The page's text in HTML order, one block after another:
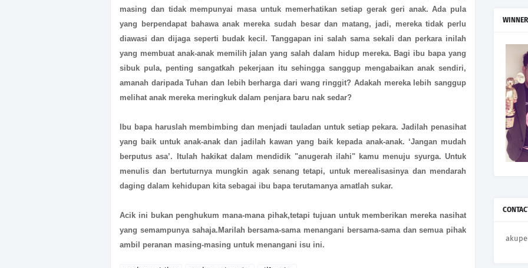
masing dan tidak mempunyai masa untuk memerhatikan setiap gerak geri anak. Ada pula
yang berpendapat bahawa anak mereka sudah besar dan matang, jadi, mereka tidak perlu
diawasi dan dijaga seperti budak kecil. Tanggapan ini salah sama sekali dan perkara inilah
yang membuat anak-anak memilih jalan yang salah dalam hidup mereka. Bagi ibu bapa yang
sibuk pula, penting sangatkah pekerjaan itu sehingga sanggup mengabaikan anak sendiri,
amanah daripada Tuhan dan lebih berharga dari wang ringgit? Adakah mereka lebih sanggup
melihat anak mereka meringkuk dalam penjara baru nak sedar?
Ibu bapa haruslah membimbing dan menjadi tauladan untuk setiap pekara. Jadilah penasihat
yang baik untuk anak-anak dan jadilah kawan yang baik kepada anak-anak. ‘Jangan mudah
berputus asa’. Itulah hakikat dalam mendidik "anugerah ilahi" kamu menuju syurga. Untuk
menulis dan bertuturnya mungkin agak senang tetapi, untuk merealisasinya dan mendarah
daging dalam kehidupan kita sebagai ibu bapa terutamanya amatlah sukar.
Acik ini bukan penghukum mana-mana pihak,tetapi tujuan untuk memberikan mereka nasihat
yang semampunya sahaja.Marilah bersama-sama menangani bersama-sama dan semua pihak
ambil peranan masing-masing untuk menangani isu ini.